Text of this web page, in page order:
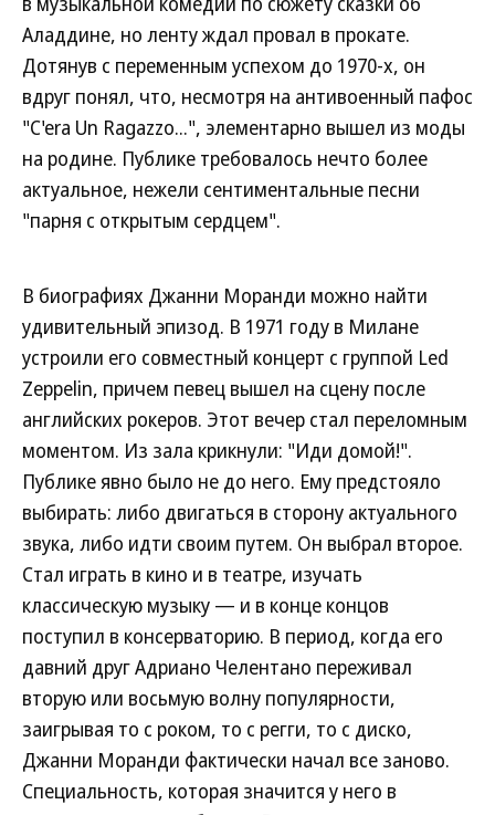
Аладдине, но ленту ждал провал в прокате.
Дотянув с переменным успехом до 1970-х, он
вдруг понял, что, несмотря на антивоенный пафос
"C'era Un Ragazzo...", элементарно вышел из моды
на родине. Публике требовалось нечто более
актуальное, нежели сентиментальные песни
"парня с открытым сердцем".
В биографиях Джанни Моранди можно найти
удивительный эпизод. В 1971 году в Милане
устроили его совместный концерт с группой Led
Zeppelin, причем певец вышел на сцену после
английских рокеров. Этот вечер стал переломным
моментом. Из зала крикнули: "Иди домой!".
Публике явно было не до него. Ему предстояло
выбирать: либо двигаться в сторону актуального
звука, либо идти своим путем. Он выбрал второе.
Стал играть в кино и в театре, изучать
классическую музыку — и в конце концов
поступил в консерваторию. В период, когда его
давний друг Адриано Челентано переживал
вторую или восьмую волну популярности,
заигрывая то с роком, то с регги, то с диско,
Джанни Моранди фактически начал все заново.
Специальность, которая значится у него в